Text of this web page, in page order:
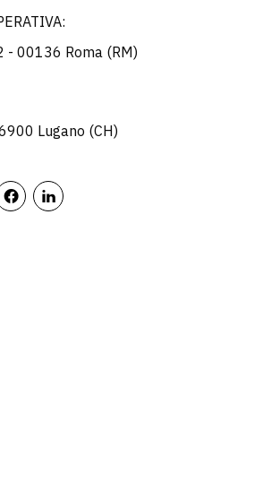
- 00136 Roma (RM)
Lugano (CH)